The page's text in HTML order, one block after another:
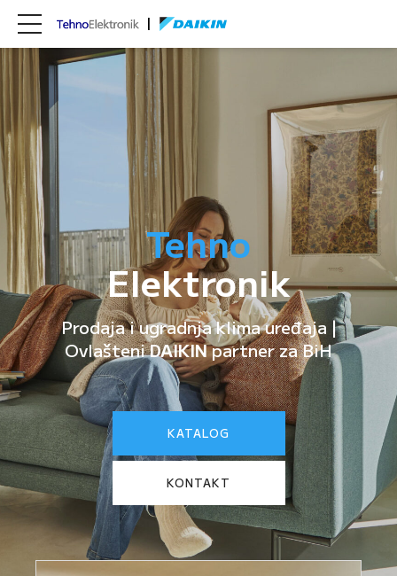
Tehno
Elektronik
Prodaja i ugradnja klima uređaja |
OvlašteniDAIKINpartner za BiH
KATALOG
KONTAKT